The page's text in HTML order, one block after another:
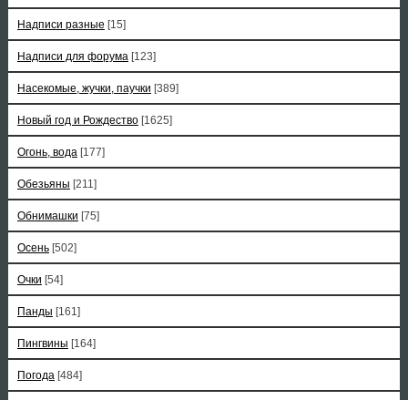
Надписи разные [15]
Надписи для форума [123]
Насекомые, жучки, паучки [389]
Новый год и Рождество [1625]
Огонь, вода [177]
Обезьяны [211]
Обнимашки [75]
Осень [502]
Очки [54]
Панды [161]
Пингвины [164]
Погода [484]